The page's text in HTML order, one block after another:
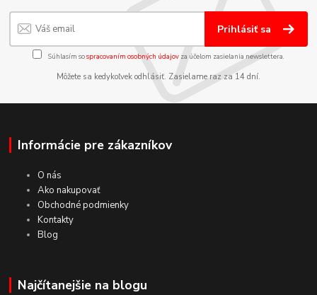
Prihlásiť sa
Súhlasím sospracovaním osobných údajov za účelom zasielania newslettera.
Môžete sa kedykoľvek odhlásiť. Zasielame raz za 14 dní.
Informácie pre zákazníkov
O nás
Ako nakupovať
Obchodné podmienky
Kontakty
Blog
Najčítanejšie na blogu